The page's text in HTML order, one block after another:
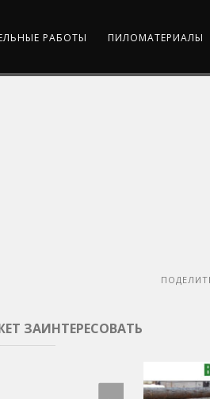
РАБОТЫ ПИЛОМАТЕРИАЛЫ
ЗАИНТЕРЕСОВАТЬ